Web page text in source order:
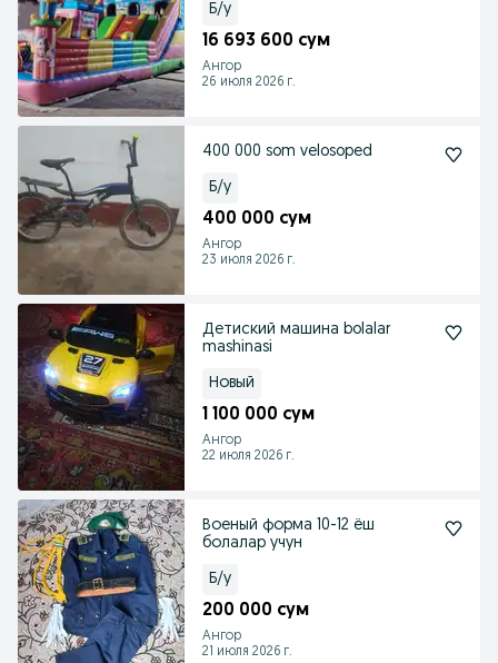
Б/у
16 693 600 сум
Ангор
26 июля 2026 г.
400 000 som velosoped
Б/у
400 000 сум
Ангор
23 июля 2026 г.
Детиский машина bolalar
mashinasi
Новый
1 100 000 сум
Ангор
22 июля 2026 г.
Военый форма 10-12 ёш
болалар учун
Б/у
200 000 сум
Ангор
21 июля 2026 г.